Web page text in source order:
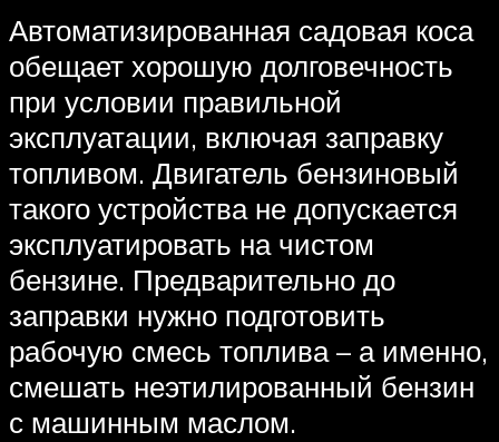
Автоматизированная садовая коса
обещает хорошую долговечность
при условии правильной
эксплуатации, включая заправку
топливом. Двигатель бензиновый
такого устройства не допускается
эксплуатировать на чистом
бензине. Предварительно до
заправки нужно подготовить
рабочую смесь топлива – а именно,
смешать неэтилированный бензин
с машинным маслом.